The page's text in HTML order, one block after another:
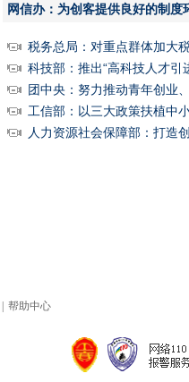
网信办：为创客提供良好的制度
税务总局：对重点群体加大
科技部：推出“高科技人才引
团中央：努力推动青年创业
工信部：以三大政策扶植中
人力资源社会保障部：打造
帮助中心